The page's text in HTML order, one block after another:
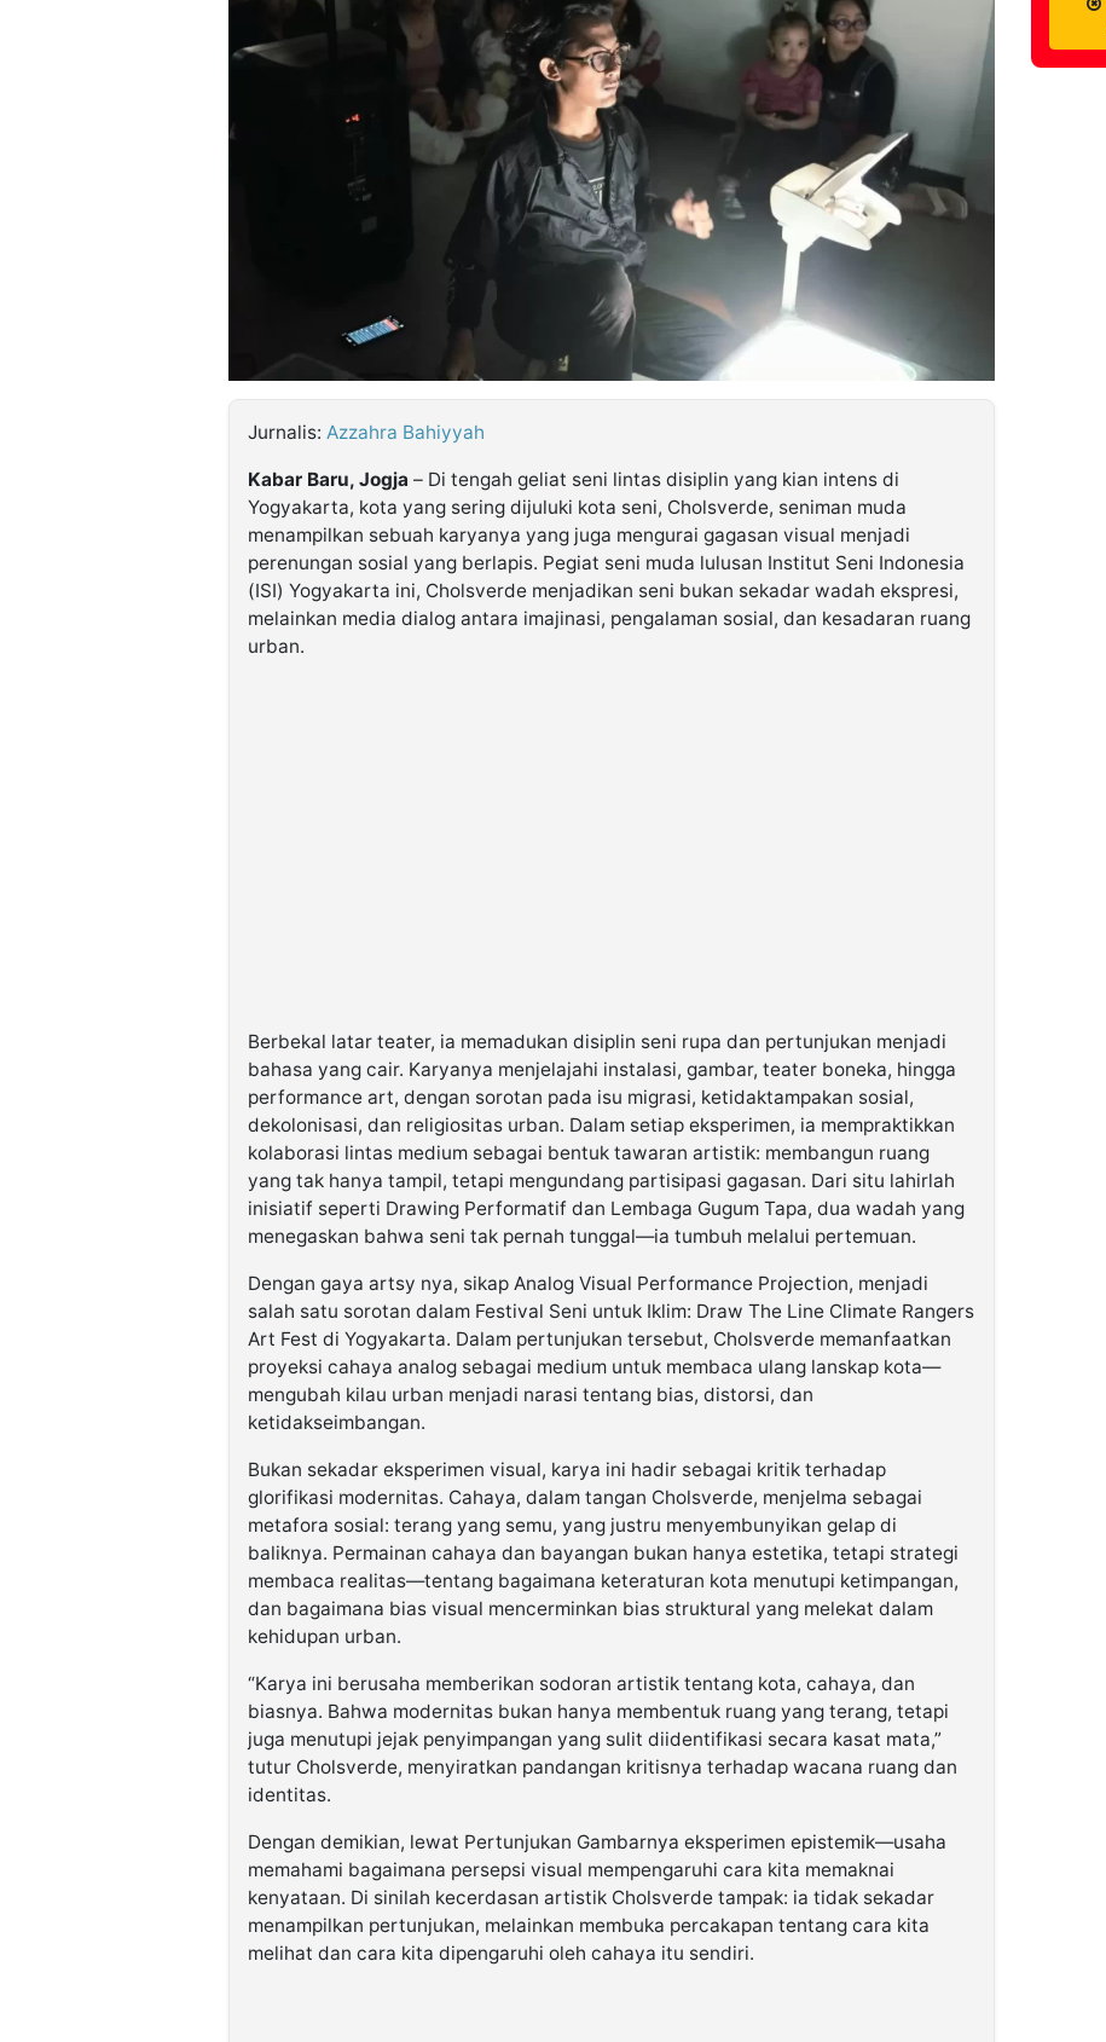
Jurnalis: Azzahra Bahiyyah
Kabar Baru, Jogja – Di tengah geliat seni lintas disiplin yang kian intens di
Yogyakarta, kota yang sering dijuluki kota seni, Cholsverde, seniman muda
menampilkan sebuah karyanya yang juga mengurai gagasan visual menjadi
perenungan sosial yang berlapis. Pegiat seni muda lulusan Institut Seni Indonesia
(ISI) Yogyakarta ini, Cholsverde menjadikan seni bukan sekadar wadah ekspresi,
melainkan media dialog antara imajinasi, pengalaman sosial, dan kesadaran ruang
urban.
Berbekal latar teater, ia memadukan disiplin seni rupa dan pertunjukan menjadi
bahasa yang cair. Karyanya menjelajahi instalasi, gambar, teater boneka, hingga
performance art, dengan sorotan pada isu migrasi, ketidaktampakan sosial,
dekolonisasi, dan religiositas urban. Dalam setiap eksperimen, ia mempraktikkan
kolaborasi lintas medium sebagai bentuk tawaran artistik: membangun ruang
yang tak hanya tampil, tetapi mengundang partisipasi gagasan. Dari situ lahirlah
inisiatif seperti Drawing Performatif dan Lembaga Gugum Tapa, dua wadah yang
menegaskan bahwa seni tak pernah tunggal—ia tumbuh melalui pertemuan.
Dengan gaya artsy nya, sikap Analog Visual Performance Projection, menjadi
salah satu sorotan dalam Festival Seni untuk Iklim: Draw The Line Climate Rangers
Art Fest di Yogyakarta. Dalam pertunjukan tersebut, Cholsverde memanfaatkan
proyeksi cahaya analog sebagai medium untuk membaca ulang lanskap kota—
mengubah kilau urban menjadi narasi tentang bias, distorsi, dan
ketidakseimbangan.
Bukan sekadar eksperimen visual, karya ini hadir sebagai kritik terhadap
glorifikasi modernitas. Cahaya, dalam tangan Cholsverde, menjelma sebagai
metafora sosial: terang yang semu, yang justru menyembunyikan gelap di
baliknya. Permainan cahaya dan bayangan bukan hanya estetika, tetapi strategi
membaca realitas—tentang bagaimana keteraturan kota menutupi ketimpangan,
dan bagaimana bias visual mencerminkan bias struktural yang melekat dalam
kehidupan urban.
“Karya ini berusaha memberikan sodoran artistik tentang kota, cahaya, dan
biasnya. Bahwa modernitas bukan hanya membentuk ruang yang terang, tetapi
juga menutupi jejak penyimpangan yang sulit diidentifikasi secara kasat mata,”
tutur Cholsverde, menyiratkan pandangan kritisnya terhadap wacana ruang dan
identitas.
Dengan demikian, lewat Pertunjukan Gambarnya eksperimen epistemik—usaha
memahami bagaimana persepsi visual mempengaruhi cara kita memaknai
kenyataan. Di sinilah kecerdasan artistik Cholsverde tampak: ia tidak sekadar
menampilkan pertunjukan, melainkan membuka percakapan tentang cara kita
melihat dan cara kita dipengaruhi oleh cahaya itu sendiri.